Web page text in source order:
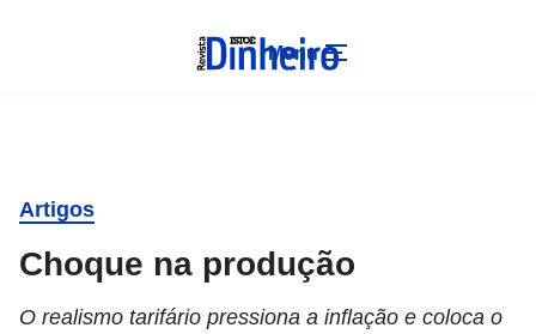
Menu
Artigos
Choque na produção
O realismo tarifário pressiona a inflação e coloca o